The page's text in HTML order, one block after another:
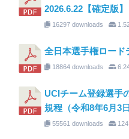
2026.6.22【確定版】
16297 downloads
全日本選手権ロード
18864 downloads
UCIチーム登録選手
規程（令和8年6月3
55561 downloads